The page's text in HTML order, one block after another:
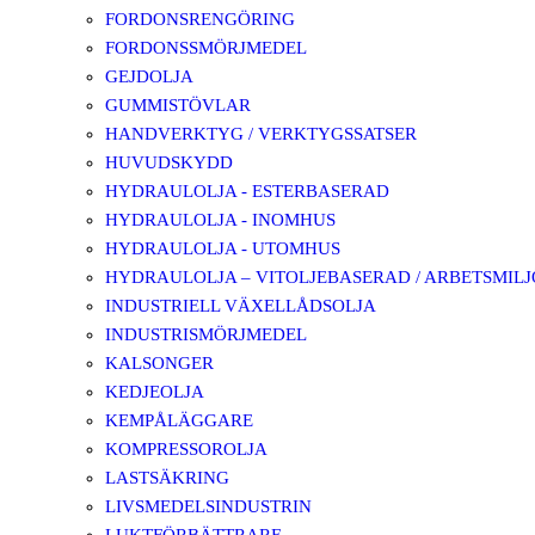
FORDONSRENGÖRING
FORDONSSMÖRJMEDEL
GEJDOLJA
GUMMISTÖVLAR
HANDVERKTYG / VERKTYGSSATSER
HUVUDSKYDD
HYDRAULOLJA - ESTERBASERAD
HYDRAULOLJA - INOMHUS
HYDRAULOLJA - UTOMHUS
HYDRAULOLJA – VITOLJEBASERAD /
INDUSTRIELL VÄXELLÅDSOLJA
INDUSTRISMÖRJMEDEL
KALSONGER
KEDJEOLJA
KEMPÅLÄGGARE
KOMPRESSOROLJA
LASTSÄKRING
LIVSMEDELSINDUSTRIN